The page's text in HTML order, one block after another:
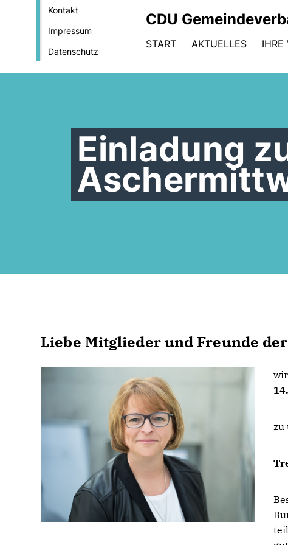
Kontakt
Impressum
Datenschutz
CDU
START AKTUELLES IHRE
Einladung
Liebe Mitglieder und Freunde der
zu